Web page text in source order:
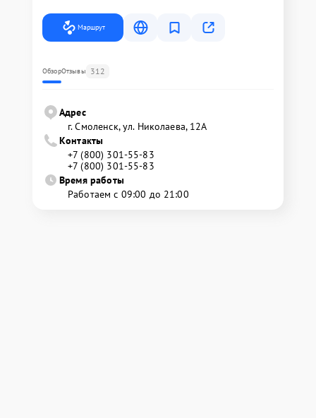
Маршрут
ОбзорОтзывы 312
Адрес
г. Смоленск, ул. Николаева, 12А
Контакты
+7 (800) 301-55-83
+7 (800) 301-55-83
Время работы
Работаем с 09:00 до 21:00